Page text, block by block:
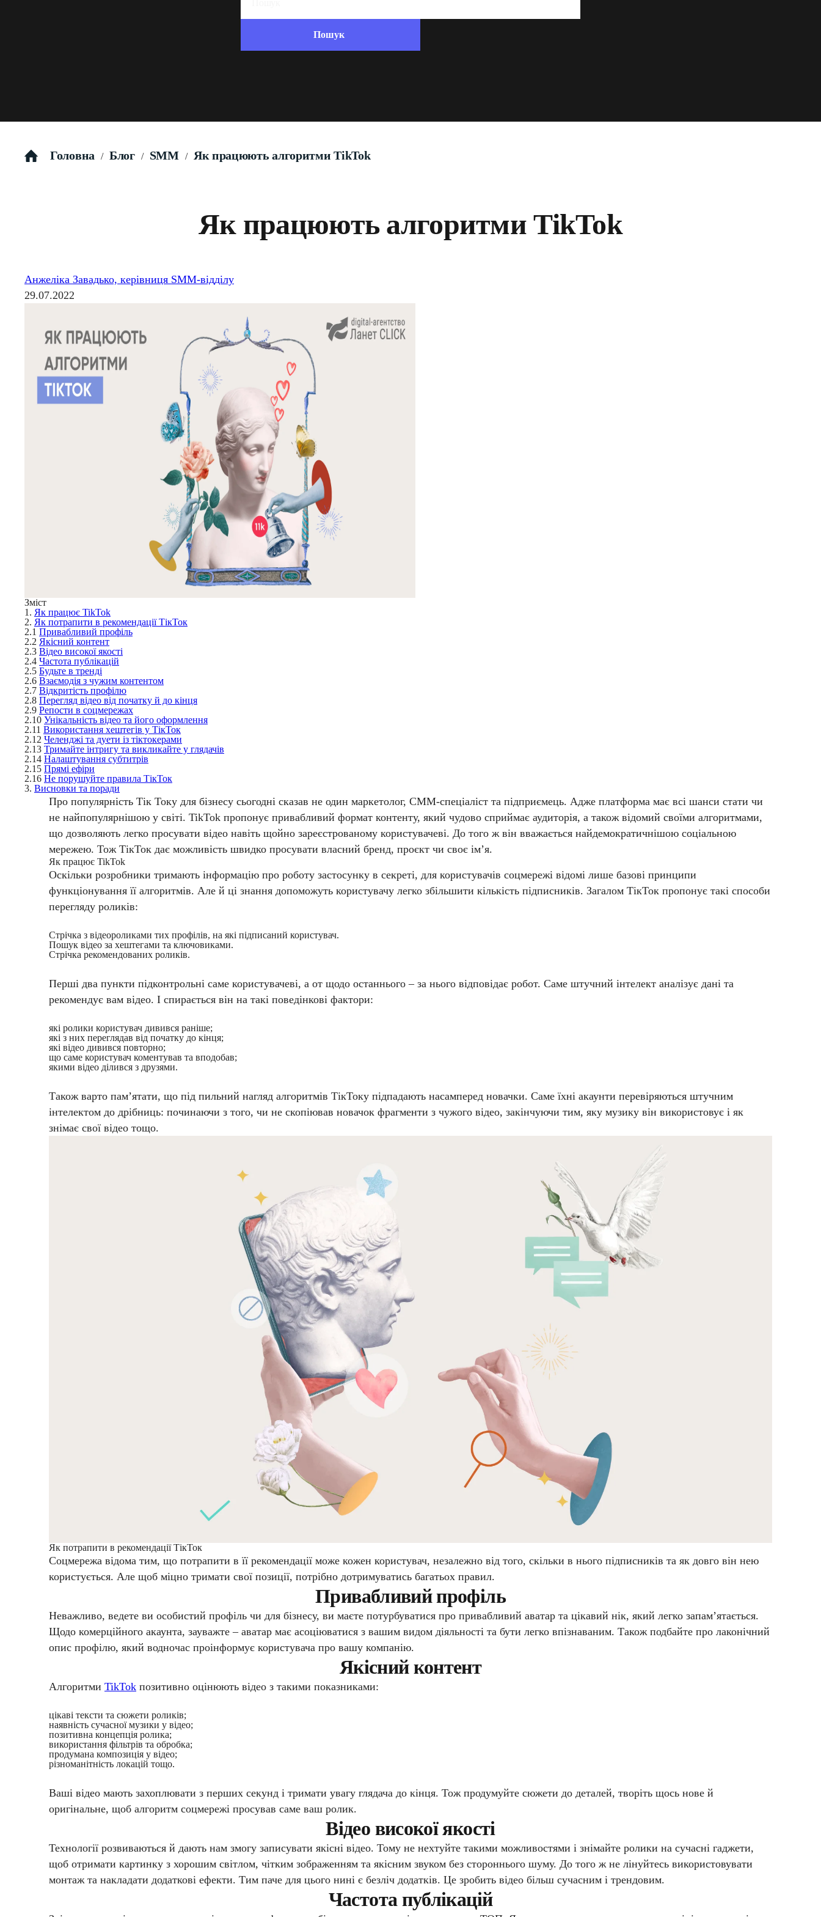
Головна / Блог / SMM / Як працюють алгоритми TikTok
Як працюють алгоритми TikTok
Анжеліка Завадько, керівниця SMM-відділу
29.07.2022
Зміст
1. Як працює TikTok
2. Як потрапити в рекомендації ТікТок
2.1 Привабливий профіль
2.2 Якісний контент
2.3 Відео високої якості
2.4 Частота публікацій
2.5 Будьте в тренді
2.6 Взаємодія з чужим контентом
2.7 Відкритість профілю
2.8 Перегляд відео від початку й до кінця
2.9 Репости в соцмережах
2.10 Унікальність відео та його оформлення
2.11 Використання хештегів у ТікТок
2.12 Челенджі та дуети із тіктокерами
2.13 Тримайте інтригу та викликайте у глядачів
2.14 Налаштування субтитрів
2.15 Прямі ефіри
2.16 Не порушуйте правила ТікТок
3. Висновки та поради
Про популярність Тік Току для бізнесу сьогодні сказав не один маркетолог, СММ-спеціаліст та підприємець. Адже платформа має всі шанси стати чи
не найпопулярнішою у світі. TikTok пропонує привабливий формат контенту, який чудово сприймає аудиторія, а також відомий своїми алгоритмами,
що дозволяють легко просувати відео навіть щойно зареєстрованому користувачеві. До того ж він вважається найдемократичнішою соціальною
мережею. Тож ТікТок дає можливість швидко просувати власний бренд, проєкт чи своє ім’я.
Як працює TikTok
Оскільки розробники тримають інформацію про роботу застосунку в секреті, для користувачів соцмережі відомі лише базові принципи
функціонування її алгоритмів. Але й ці знання допоможуть користувачу легко збільшити кількість підписників. Загалом ТікТок пропонує такі способи
перегляду роликів:
Стрічка з відеороликами тих профілів, на які підписаний користувач.
Пошук відео за хештегами та ключовиками.
Стрічка рекомендованих роликів.
Перші два пункти підконтрольні саме користувачеві, а от щодо останнього – за нього відповідає робот. Саме штучний інтелект аналізує дані та
рекомендує вам відео. І спирається він на такі поведінкові фактори:
які ролики користувач дивився раніше;
які з них переглядав від початку до кінця;
які відео дивився повторно;
що саме користувач коментував та вподобав;
якими відео ділився з друзями.
Також варто пам’ятати, що під пильний нагляд алгоритмів ТікТоку підпадають насамперед новачки. Саме їхні акаунти перевіряються штучним
інтелектом до дрібниць: починаючи з того, чи не скопіював новачок фрагменти з чужого відео, закінчуючи тим, яку музику він використовує і як
знімає свої відео тощо.
Як потрапити в рекомендації ТікТок
Соцмережа відома тим, що потрапити в її рекомендації може кожен користувач, незалежно від того, скільки в нього підписників та як довго він нею
користується. Але щоб міцно тримати свої позиції, потрібно дотримуватись багатьох правил.
Привабливий профіль
Неважливо, ведете ви особистий профіль чи для бізнесу, ви маєте потурбуватися про привабливий аватар та цікавий нік, який легко запам’ятається.
Щодо комерційного акаунта, зауважте – аватар має асоціюватися з вашим видом діяльності та бути легко впізнаваним. Також подбайте про лаконічний
опис профілю, який водночас проінформує користувача про вашу компанію.
Якісний контент
Алгоритми TikTok позитивно оцінюють відео з такими показниками:
цікаві тексти та сюжети роликів;
наявність сучасної музики у відео;
позитивна концепція ролика;
використання фільтрів та обробка;
продумана композиція у відео;
різноманітність локацій тощо.
Ваші відео мають захоплювати з перших секунд і тримати увагу глядача до кінця. Тож продумуйте сюжети до деталей, творіть щось нове й
оригінальне, щоб алгоритм соцмережі просував саме ваш ролик.
Відео високої якості
Технології розвиваються й дають нам змогу записувати якісні відео. Тому не нехтуйте такими можливостями і знімайте ролики на сучасні гаджети,
щоб отримати картинку з хорошим світлом, чітким зображенням та якісним звуком без стороннього шуму. До того ж не лінуйтесь використовувати
монтаж та накладати додаткові ефекти. Тим паче для цього нині є безліч додатків. Це зробить відео більш сучасним і трендовим.
Частота публікацій